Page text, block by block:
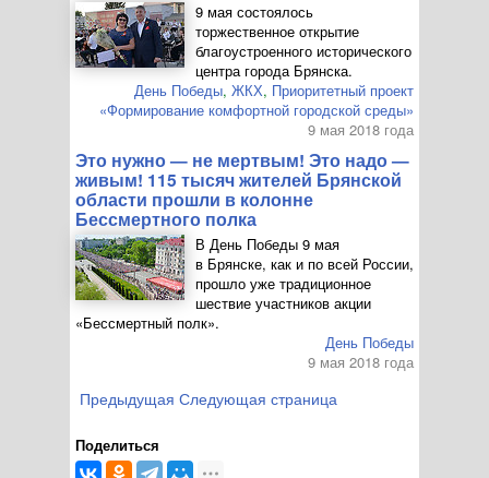
9 мая состоялось
торжественное открытие
благоустроенного исторического
центра города Брянска.
День Победы, ЖКХ, Приоритетный проект
«Формирование комфортной городской среды»
9 мая 2018 года
Это нужно — не мертвым! Это надо —
живым! 115 тысяч жителей Брянской
области прошли в колонне
Бессмертного полка
В День Победы 9 мая
в Брянске, как и по всей России,
прошло уже традиционное
шествие участников акции
«Бессмертный полк».
День Победы
9 мая 2018 года
Предыдущая Следующая страница
Поделиться